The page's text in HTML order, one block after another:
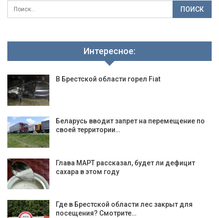
Интересное:
В Брестской области горел Fiat
Беларусь вводит запрет на перемещение по
своей территории…
Глава МАРТ рассказал, будет ли дефицит
сахара в этом году
Где в Брестской области лес закрыт для
посещения? Смотрите…